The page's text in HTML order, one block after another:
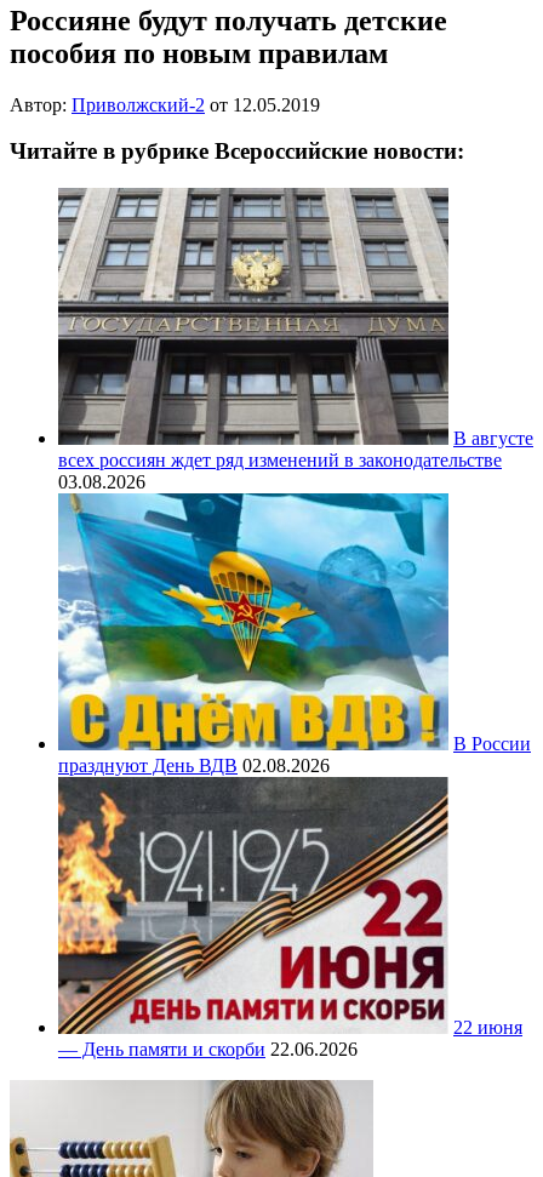
Россияне будут получать детские
пособия по новым правилам
Автор: Приволжский-2 от 12.05.2019
Читайте в рубрике Всероссийские новости:
В августе
всех россиян ждет ряд изменений в законодательстве
03.08.2026
В России
празднуют День ВДВ 02.08.2026
22 июня
— День памяти и скорби 22.06.2026